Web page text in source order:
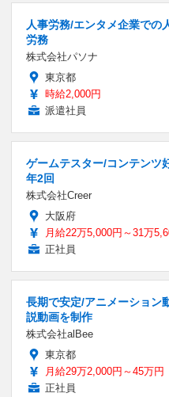
人事労務/エンタメ企業での
労務
株式会社パソナ
東京都
時給2,000円
派遣社員
ゲームテスター/コンテンツ
年2回
株式会社Creer
大阪府
月給22万5,000円～31万
正社員
長期で安定/アニメーション
説動画を制作
株式会社alBee
東京都
月給29万2,000円～45万円
正社員